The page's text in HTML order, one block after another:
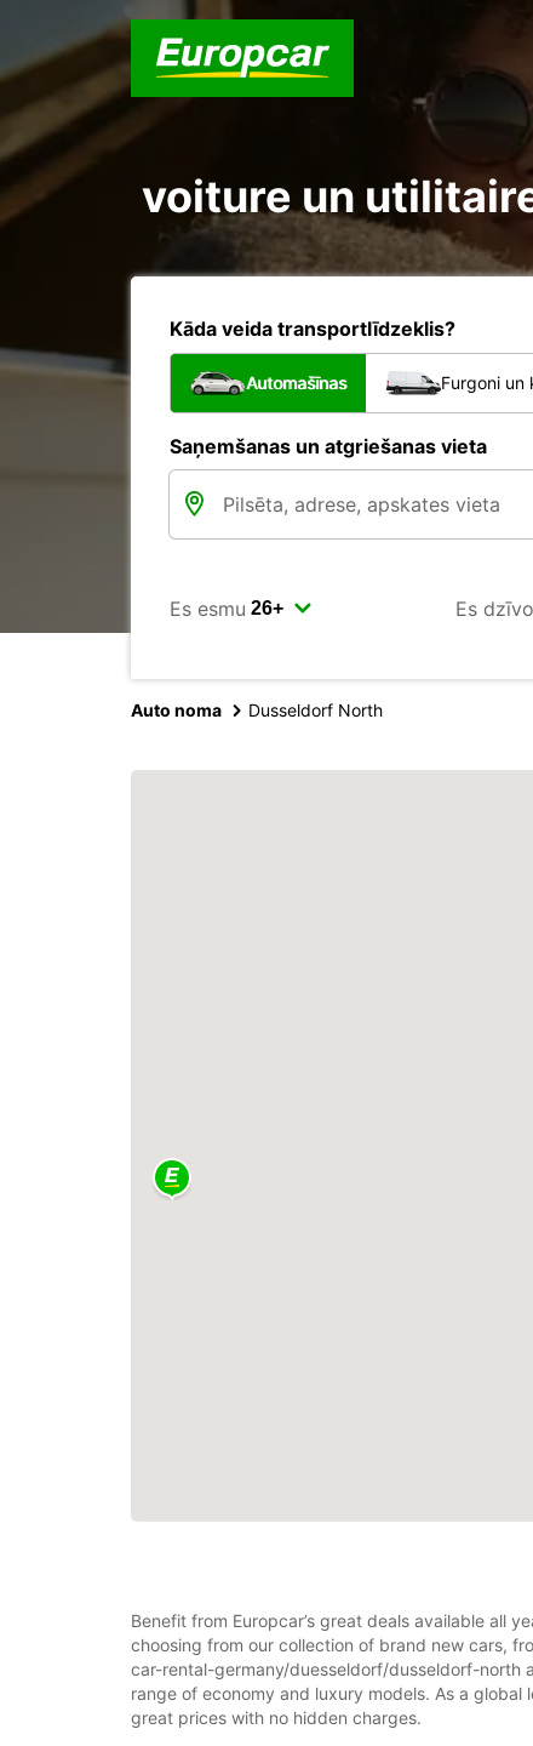
voiture un
Kāda veida transportlīdzeklis?
Automašīnas Furgoni un
Saņemšanas un atgriešanas vieta
Es esmu Es
Auto noma Dusseldorf North
Benefit from Europcar’s great deals available all
choosing from our collection of brand new cars,
car-rental-germany/duesseldorf/dusseldorf-north
range of economy and luxury models. As a
great prices with no hidden charges.